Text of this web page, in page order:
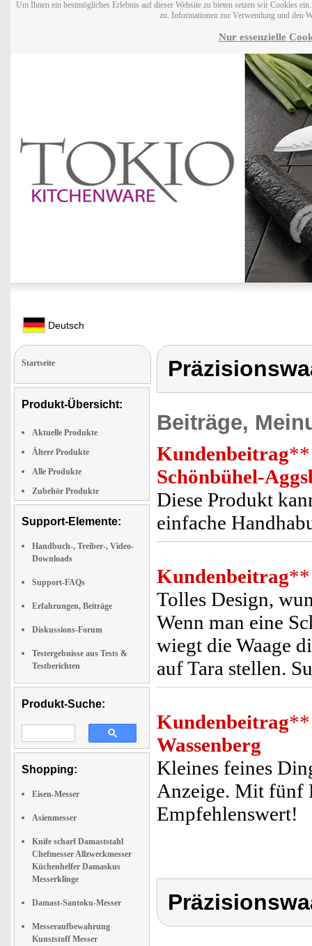
Um Ihnen ein bestmögliches Erlebnis auf dieser Website zu bieten setzen wir Cookies
zu. Informationen zur Verwendung und den
Nur essenzielle
Deutsch
Startseite
Produkt-Übersicht:
Aktuelle Produkte
Ältere Produkte
Alle Produkte
Zubehör Produkte
Support-Elemente:
Handbuch-, Treiber-, Video-
Downloads
Support-FAQs
Erfahrungen, Beiträge
Diskussions-Forum
Testergebnisse aus Tests &
Testberichten
Produkt-Suche:
Shopping:
Eisen-Messer
Asienmesser
Knife scharf Damaststahl
Chefmesser Allzweckmesser
Küchenhelfer Damaskus
Messerklinge
Damast-Santoku-Messer
Messeraufbewahrung
Kunststoff Messer
Beiträge,
Kundenbeitrag**
Schönbühel-
Diese Produkt
einfache
Kundenbeitrag**
Tolles Design,
Wenn man eine
wiegt die Waage
auf Tara stellen.
Kundenbeitrag**
Wassenberg
Kleines feines
Anzeige. Mit fünf
Empfehlenswert!